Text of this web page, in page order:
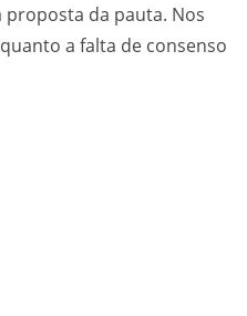
da pauta. Nos
a falta de consenso